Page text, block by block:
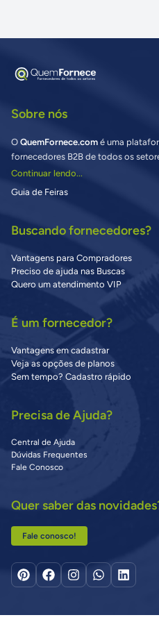
Sobre nós
O QuemFornece.com é uma
fornecedores B2B de todos os
Continuar lendo...
Guia de Feiras
Buscando fornecedores?
Vantagens para Compradores
Preciso de ajuda nas Buscas
Quero um atendimento VIP
É um fornecedor?
Vantagens em cadastrar
Veja as opções de planos
Sem tempo? Cadastro rápido
Precisa de Ajuda?
Central de Ajuda
Dúvidas Frequentes
Fale Conosco
Quer saber das
Fale conosco!